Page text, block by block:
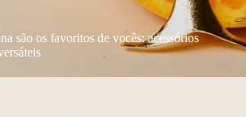
são os favoritos de vocês: acessórios